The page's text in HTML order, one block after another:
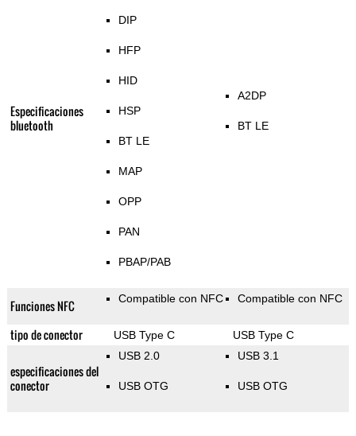
Especificaciones
bluetooth
DIP
HFP
HID
HSP
BT LE
MAP
OPP
PAN
PBAP/PAB
A2DP
BT LE
Funciones NFC Compatible con NFC Compatible con NFC
tipo de conector USB Type C USB Type C
especificaciones del
conector
USB 2.0
USB OTG
USB 3.1
USB OTG